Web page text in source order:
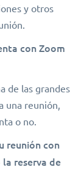
y otros
con Zoom
de las grandes
una reunión,
o no.
reunión con
la reserva de